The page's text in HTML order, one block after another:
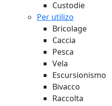
Custodie
Per utilizo
Bricolage
Caccia
Pesca
Vela
Escursionismo
Bivacco
Raccolta